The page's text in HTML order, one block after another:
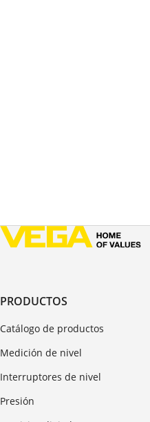
PRODUCTOS
Catálogo de productos
Medición de nivel
Interruptores de nivel
Presión